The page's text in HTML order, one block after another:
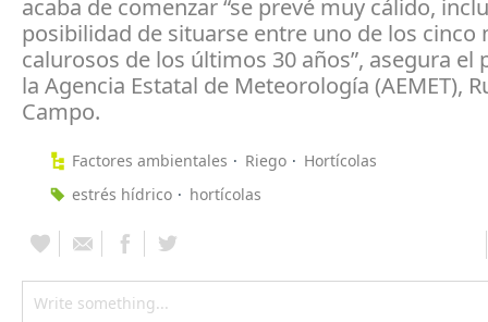
acaba de comenzar “se prevé muy cálido,
posibilidad de situarse entre uno de los cinco
calurosos de los últimos 30 años”, asegura el
la Agencia Estatal de Meteorología (AEMET),
Campo.
Factores ambientales Riego
Hortícolas
estrés hídrico
hortícolas